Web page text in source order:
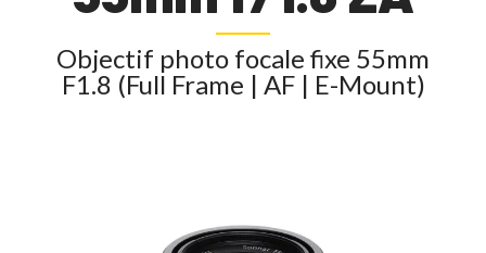
Objectif photo focale fixe 55mm
F1.8 (Full Frame | AF | E-Mount)